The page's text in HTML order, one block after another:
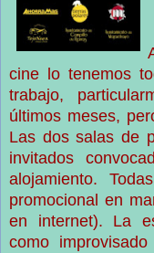
cine lo tenemos
trabajo,
últimos meses,
Las dos salas de
invitados
alojamiento.
promocional en
en internet). La
como